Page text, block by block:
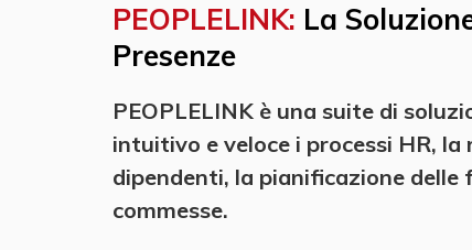
PEOPLELINK: La
Presenze
PEOPLELINK è una suite di
intuitivo e veloce i processi HR,
dipendenti, la pianificazione delle
commesse.